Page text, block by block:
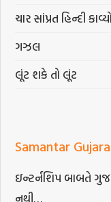
ચાર સાંપ્રત હિન્દી કાવ્યો
ગઝલ
લૂંટ શકે તો લૂંટ
Samantar
ઇન્ટર્નશિપ બાબતે
નથી…